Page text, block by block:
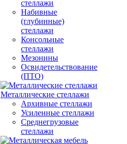
стеллажи
Набивные
(глубинные)
стеллажи
Консольные
стеллажи
Мезонины
Освидетельствование
(ПТО)
Металлические стеллажи
Архивные стеллажи
Усиленные стеллажи
Среднегрузовые
стеллажи